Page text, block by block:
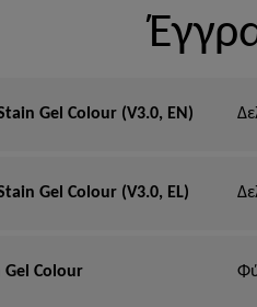
Gel Colour (V3.0, EN)
Gel Colour (V3.0, EL)
Gel Colour